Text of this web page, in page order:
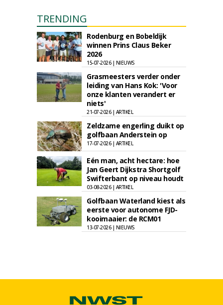
TRENDING
Rodenburg en Bobeldijk
winnen Prins Claus Beker
2026
15-07-2026 | NIEUWS
Grasmeesters verder onder
leiding van Hans Kok: 'Voor
onze klanten verandert er
niets'
21-07-2026 | ARTIKEL
Zeldzame engerling duikt op
golfbaan Anderstein op
17-07-2026 | ARTIKEL
Eén man, acht hectare: hoe
Jan Geert Dijkstra Shortgolf
Swifterbant op niveau houdt
03-08-2026 | ARTIKEL
Golfbaan Waterland kiest als
eerste voor autonome FJD-
kooimaaier: de RCM01
13-07-2026 | NIEUWS